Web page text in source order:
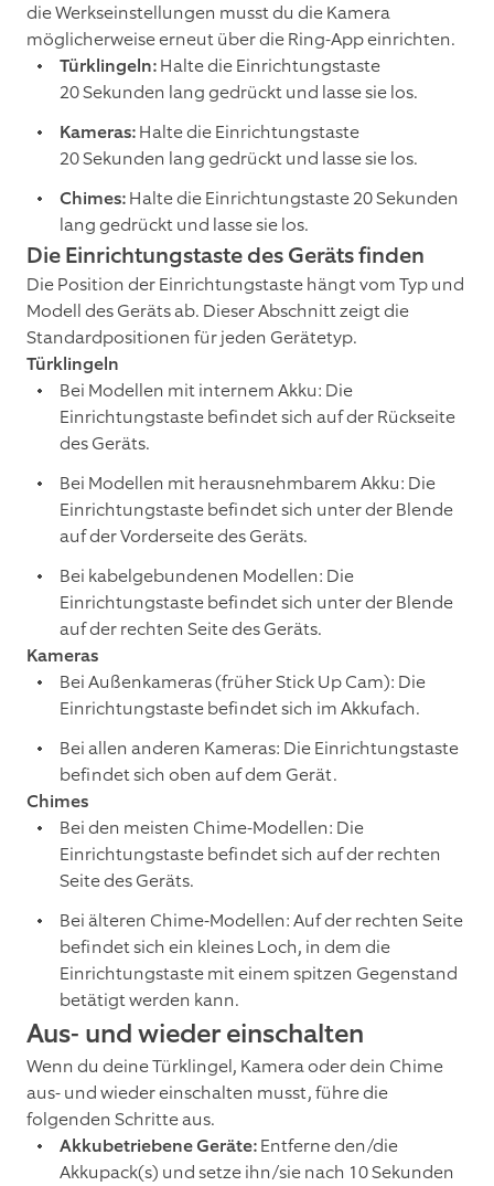
die Werkseinstellungen musst du die Kamera
möglicherweise erneut über die Ring-App einrichten.
Türklingeln:Halte die Einrichtungstaste
20 Sekunden lang gedrückt und lasse sie los.
Kameras:Halte die Einrichtungstaste
20 Sekunden lang gedrückt und lasse sie los.
Chimes:Halte die Einrichtungstaste 20 Sekunden
lang gedrückt und lasse sie los.
Die Einrichtungstaste des Geräts finden
Die Position der Einrichtungstaste hängt vom Typ und
Modell des Geräts ab. Dieser Abschnitt zeigt die
Standardpositionen für jeden Gerätetyp.
Türklingeln
Bei Modellen mit internem Akku: Die
Einrichtungstaste befindet sich auf der Rückseite
des Geräts.
Bei Modellen mit herausnehmbarem Akku: Die
Einrichtungstaste befindet sich unter der Blende
auf der Vorderseite des Geräts.
Bei kabelgebundenen Modellen: Die
Einrichtungstaste befindet sich unter der Blende
auf der rechten Seite des Geräts.
Kameras
Bei Außenkameras (früher Stick Up Cam): Die
Einrichtungstaste befindet sich im Akkufach.
Bei allen anderen Kameras: Die Einrichtungstaste
befindet sich oben auf dem Gerät.
Chimes
Bei den meisten Chime-Modellen: Die
Einrichtungstaste befindet sich auf der rechten
Seite des Geräts.
Bei älteren Chime-Modellen: Auf der rechten Seite
befindet sich ein kleines Loch, in dem die
Einrichtungstaste mit einem spitzen Gegenstand
betätigt werden kann.
Aus- und wieder einschalten
Wenn du deine Türklingel, Kamera oder dein Chime
aus- und wieder einschalten musst, führe die
folgenden Schritte aus.
Akkubetriebene Geräte:Entferne den/die
Akkupack(s) und setze ihn/sie nach 10 Sekunden